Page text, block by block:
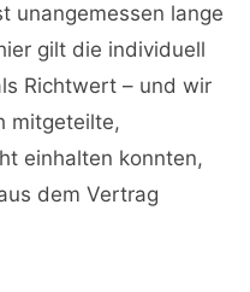
unangemessen lange
gilt die individuell
Richtwert – und wir
mitgeteilte,
einhalten konnten,
dem Vertrag